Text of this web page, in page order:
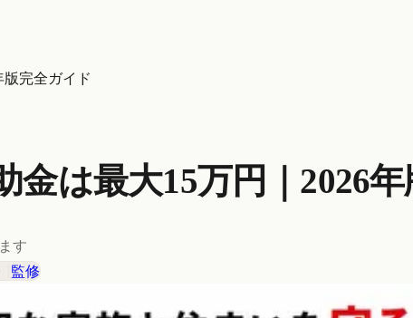
版完全ガイド
金は最大15万円｜2026
す
監修